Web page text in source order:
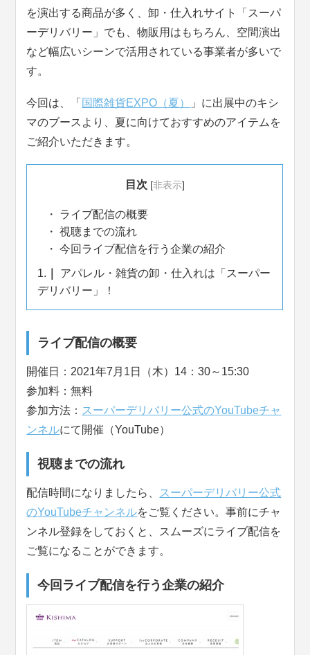
を演出する商品が多く、卸・仕入れサイト「スーパ
ーデリバリー」でも、物販用はもちろん、空間演出
など幅広いシーンで活用されている事業者が多いで
す。
今回は、「 国際雑貨EXPO（夏）
」に出展中のキシ
マのブースより、夏に向けておすすめのアイテムを
ご紹介いただきます。
目次 [非表示]
ライブ配信の概要
視聴までの流れ
今回ライブ配信を行う企業の紹介
1.
アパレル・雑貨の卸・仕入れは「スーパー
デリバリー」！
ライブ配信の概要
開催日：2021年7月1日（木）14：30～15:30
参加料：無料
参加方法： スーパーデリバリー公式のYouTubeチャ
ンネルにて開催（YouTube）
視聴までの流れ
配信時間になりましたら、 スーパーデリバリー公式
のYouTubeチャンネルをご覧ください。事前にチャ
ンネル登録をしておくと、スムーズにライブ配信を
ご覧になることができます。
今回ライブ配信を行う企業の紹介